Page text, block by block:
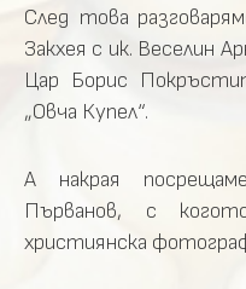
След това
Закхея с ик. Веселин
Цар Борис
„Овча Купел“.
А накрая
Първанов, с
християнска